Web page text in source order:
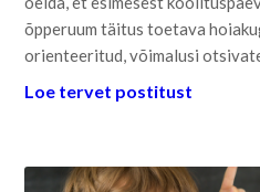
õpperuum täitus toetava
orienteeritud, võimalusi
Loe tervet postitust